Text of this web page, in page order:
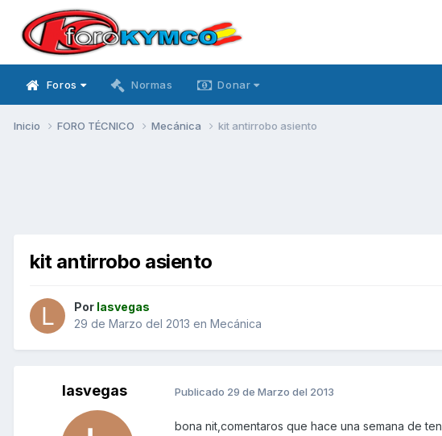
Foros Normas Donar
Inicio FORO TÉCNICO Mecánica kit antirrobo asiento
kit antirrobo asiento
Por lasvegas
29 de Marzo del 2013 en Mecánica
lasvegas Publicado 29 de Marzo del 2013
bona nit,comentaros que hace una semana de